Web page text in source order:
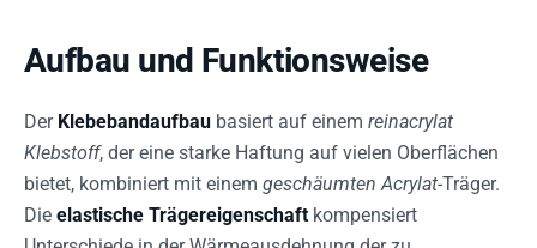
Aufbau und Funktionsweise
Der Klebebandaufbau basiert auf einem reinacrylat
Klebstoff, der eine starke Haftung auf vielen Oberflächen
bietet, kombiniert mit einem geschäumten Acrylat-Träger.
Die elastische Trägereigenschaft kompensiert